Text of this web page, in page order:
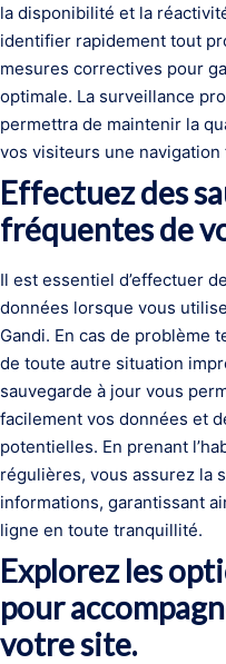
la disponibilité et la
identifier rapidement tout
mesures correctives pour
optimale. La surveillance
permettra de maintenir la
vos visiteurs une
Effectuez des
fréquentes de
Il est essentiel d’effectuer
données lorsque vous
Gandi. En cas de problème
de toute autre situation
sauvegarde à jour vous
facilement vos données et
potentielles. En prenant
régulières, vous assurez la
informations, garantissant
ligne en toute tranquillité.
Explorez les
pour
votre site.